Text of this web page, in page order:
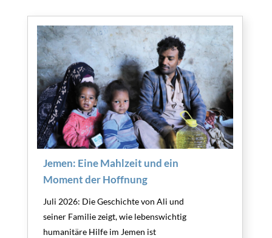
Jemen: Eine Mahlzeit und ein
Moment der Hoffnung
Juli 2026: Die Geschichte von Ali und
seiner Familie zeigt, wie lebenswichtig
humanitäre Hilfe im Jemen ist